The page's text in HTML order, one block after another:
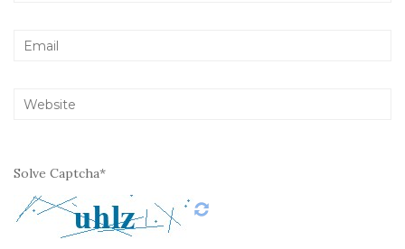
Solve Captcha*